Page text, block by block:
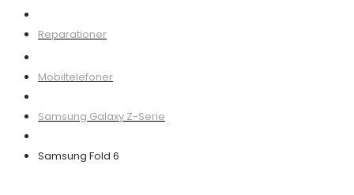
Mobiltelefoner
Samsung Galaxy Z-Serie
Samsung Fold 6